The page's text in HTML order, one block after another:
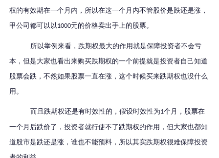
权的有效期在一个月内，所以在这一个月内不管股价是跌还是涨，
甲公司都可以以1000元的价格卖出手上的股票。
所以举例来看，跌期权最大的作用就是保障投资者不会亏
本，但是大家也看出来购买跌期权的一个前提就是投资者自己知道
股票会跌，不然如果股票一直在涨，这个时候买来跌期权也没什么
用。
而且跌期权还是有时效性的，假设时效性为1个月，股票在
一个月后跌价了，投资者就行使不了跌期权的作用，但大家也都知
道股市是跌还是涨，谁也不能预料，所以其实跌期权很难保障投资